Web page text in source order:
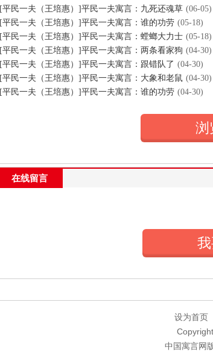
[平民一夫（王培惠）]平民一夫寓言：九死还魂草 (06-05)
[平民一夫（王培惠）]平民一夫寓言：谁的功劳 (05-18)
[平民一夫（王培惠）]平民一夫寓言：螳螂大力士 (05-18)
[平民一夫（王培惠）]平民一夫寓言：两条看家狗 (04-30)
[平民一夫（王培惠）]平民一夫寓言：跟错队了 (04-30)
[平民一夫（王培惠）]平民一夫寓言：大象和老鼠 (04-30)
[平民一夫（王培惠）]平民一夫寓言：谁的功劳 (04-30)
浏
在线留言
设为首页
中国寓言网